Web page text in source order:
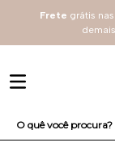
Frete grátis